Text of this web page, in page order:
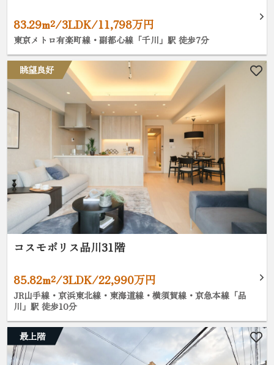
83.29m²/3LDK/11,798万円
東京メトロ有楽町線・副都心線「千川」駅 徒歩7分
眺望良好
コスモポリス品川31階
85.82m²/3LDK/22,990万円
JR山手線・京浜東北線・東海道線・横須賀線・京急本線「品
川」駅 徒歩10分
最上階